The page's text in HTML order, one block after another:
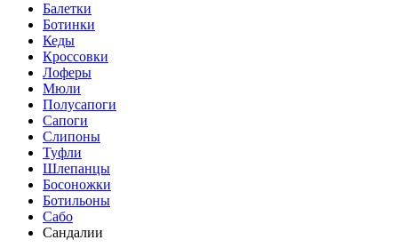
Балетки
Ботинки
Кеды
Кроссовки
Лоферы
Мюли
Полусапоги
Сапоги
Слипоны
Туфли
Шлепанцы
Босоножки
Ботильоны
Сабо
Сандалии